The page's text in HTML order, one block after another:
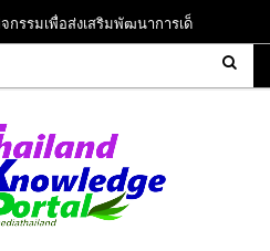
รมเพื่อส่งเสริมพัฒนาการเด็กปฐมวัย